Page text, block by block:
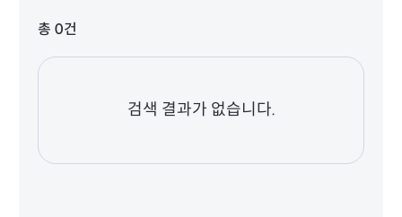
총 0건
검색 결과가 없습니다.